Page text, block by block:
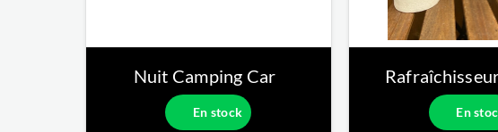
Nuit Camping Car
En stock En